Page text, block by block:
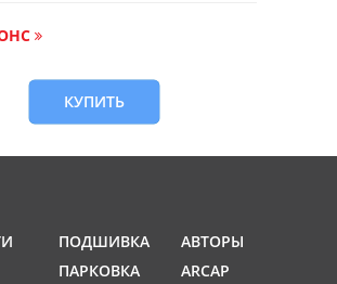
КУПИТЬ
ПОДШИВКА
ПАРКОВКА
АВТОРЫ
ARCAP